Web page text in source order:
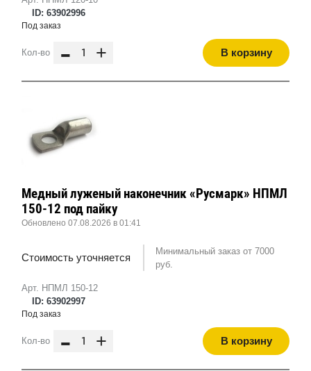
ID: 63902996
Под заказ
Кол-во - + В корзину
Арт. НПМЛ 150-12
ID: 63902997
Медный луженый наконечник «Русмарк» НПМЛ
150-12 под пайку
Обновлено 07.08.2026 в 01:41
Стоимость уточняется
Минимальный заказ от 7000
руб.
Под заказ
Кол-во - + В корзину